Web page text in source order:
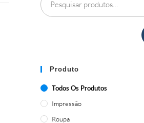
Produto
Todos Os Produtos
Impressão
Roupa